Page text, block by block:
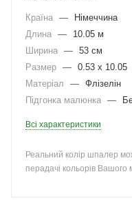
Країна —
Німеччина
Длина —
10.05 м
Ширина — 53 см
Размер — 0.53 x 10.05
Матеріал
— Флізелін
Підгонка малюнка —
Всі характеристики
Реальний колір шпалер
перадачі кольорів Вашого